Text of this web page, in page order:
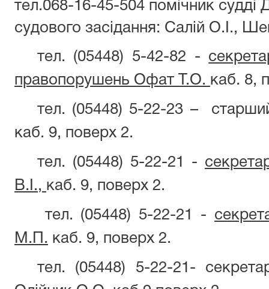
тел.068-16-45-504 помічник судді
судового засідання: Салій О.І.,
тел. (05448) 5-42-82 -
правопорушень Офат Т.О. каб. 8,
тел. (05448) 5-22-23 –
каб. 9, поверх 2.
тел. (05448) 5-22-21 -
В.І., каб. 9, поверх 2.
тел. (05448) 5-22-21 -
М.П. каб. 9, поверх 2.
тел. (05448) 5-22-21- секретар